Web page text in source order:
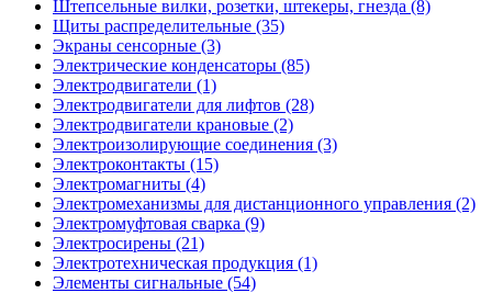
Штепсельные вилки, розетки, штекеры, гнезда (8)
Щиты распределительные (35)
Экраны сенсорные (3)
Электрические конденсаторы (85)
Электродвигатели (1)
Электродвигатели для лифтов (28)
Электродвигатели крановые (2)
Электроизолирующие соединения (3)
Электроконтакты (15)
Электромагниты (4)
Электромеханизмы для дистанционного управления (2)
Электромуфтовая сварка (9)
Электросирены (21)
Электротехническая продукция (1)
Элементы сигнальные (54)